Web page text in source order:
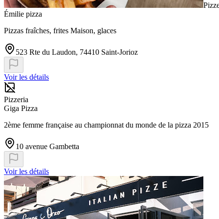
Émilie pizza
Pizzas fraîches, frites Maison, glaces
523 Rte du Laudon, 74410 Saint-Jorioz
Voir les détails
Pizzeria
Giga Pizza
2ème femme française au championnat du monde de la pizza 2015
10 avenue Gambetta
Voir les détails